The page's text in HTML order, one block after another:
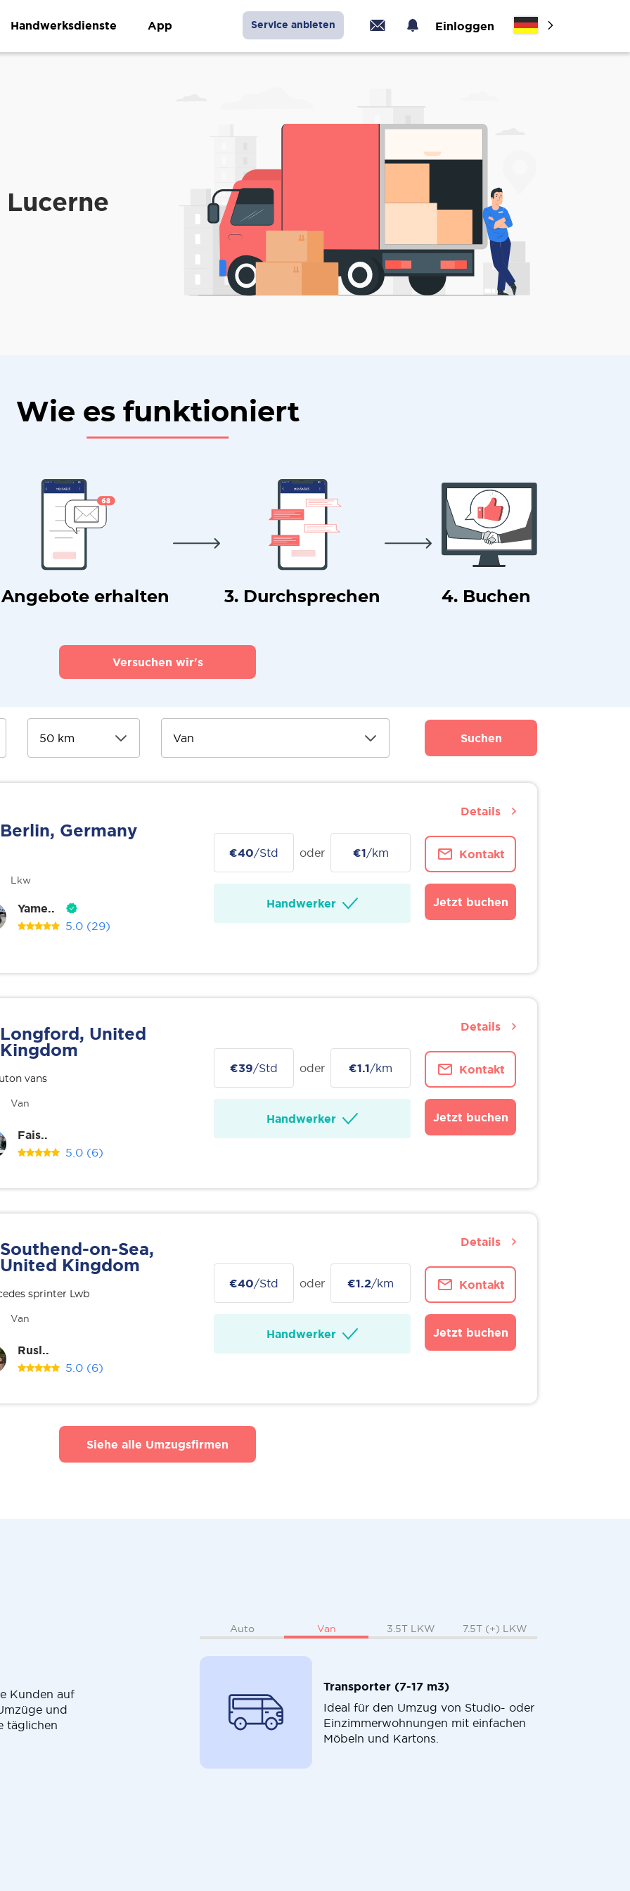
Handwerksdienste App Service anbieten Einloggen
Wie es funktioniert
Angebote erhalten 3. Durchsprechen 4. Buchen
Versuchen wir's
Suchen
Berlin, Germany
Lkw
Yame..
5.0 (29)
€40/Std oder €1/km
Handwerker
Kontakt
Jetzt buchen
Details
Longford, United
Kingdom
vans
Van
Fais..
5.0 (6)
€39/Std oder €1.1/km
Handwerker
Kontakt
Jetzt buchen
Details
Southend-on-Sea,
United Kingdom
sprinter Lwb
Van
Rusl..
5.0 (6)
€40/Std oder €1.2/km
Handwerker
Kontakt
Jetzt buchen
Details
Siehe alle Umzugsfirmen
Kunden auf
und
täglichen
Auto Van 3.5T LKW 7.5T (+) LKW
Transporter (7-17 m3)
Ideal für den Umzug von Studio- oder
Einzimmerwohnungen mit einfachen
Möbeln und Kartons.